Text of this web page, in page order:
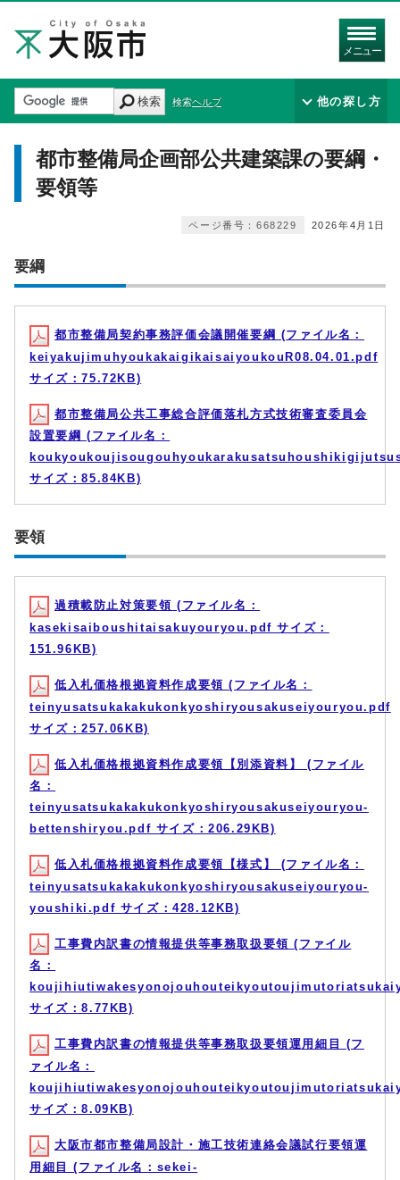
メニュー
検索 検索ヘルプ 他の探し方
都市整備局企画部公共建築課の要綱・
要領等
2026年4月1日
ページ番号：668229
要綱
都市整備局契約事務評価会議開催要綱 (ファイル名：
keiyakujimuhyoukakaigikaisaiyoukouR08.04.01.pdf
サイズ：75.72KB)
都市整備局公共工事総合評価落札方式技術審査委員会
設置要綱 (ファイル名：
サイズ：85.84KB)
要領
過積載防止対策要領 (ファイル名：
kasekisaiboushitaisakuyouryou.pdf サイズ：
151.96KB)
低入札価格根拠資料作成要領 (ファイル名：
teinyusatsukakakukonkyoshiryousakuseiyouryou.pdf
サイズ：257.06KB)
低入札価格根拠資料作成要領【別添資料】 (ファイル
名：
teinyusatsukakakukonkyoshiryousakuseiyouryou-
bettenshiryou.pdf サイズ：206.29KB)
低入札価格根拠資料作成要領【様式】 (ファイル名：
teinyusatsukakakukonkyoshiryousakuseiyouryou-
youshiki.pdf サイズ：428.12KB)
工事費内訳書の情報提供等事務取扱要領 (ファイル
名：
サイズ：8.77KB)
工事費内訳書の情報提供等事務取扱要領運用細目 (フ
ァイル名：
サイズ：8.09KB)
大阪市都市整備局設計・施工技術連絡会議試行要領運
用細目 (ファイル名：sekei-